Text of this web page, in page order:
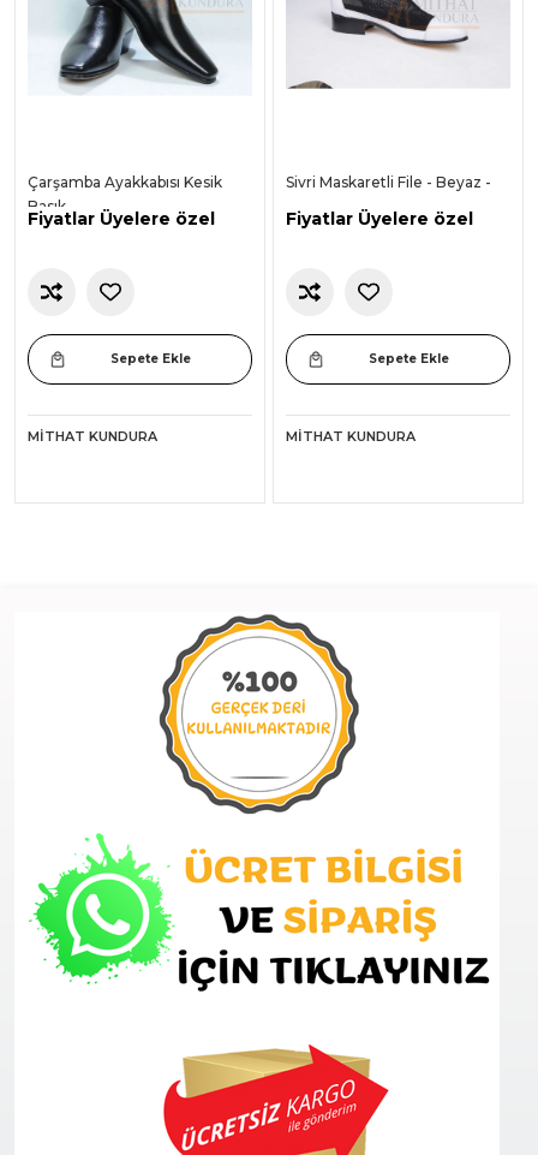
Çarşamba Ayakkabısı Kesik
Basık
Fiyatlar Üyelere özel
Sepete Ekle
MITHAT KUNDURA
Sivri Maskaretli File - Beyaz -
Fiyatlar Üyelere özel
Sepete Ekle
MITHAT KUNDURA